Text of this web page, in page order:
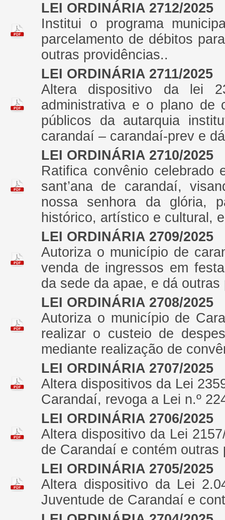
LEI ORDINÁRIA 2712/2025
Institui o programa
parcelamento de débitos
outras providências..
LEI ORDINÁRIA 2711/2025
Altera dispositivo da lei
administrativa e o plano de
públicos da autarquia
carandaí – carandaí-prev e
LEI ORDINÁRIA 2710/2025
Ratifica convênio
sant’ana de carandaí,
nossa senhora da glória,
histórico, artístico e cultural,
LEI ORDINÁRIA 2709/2025
Autoriza o município de
venda de ingressos em
da sede da apae, e dá outras
LEI ORDINÁRIA 2708/2025
Autoriza o município de
realizar o custeio de
mediante realização de
LEI ORDINÁRIA 2707/2025
Altera dispositivos da Lei
Carandaí, revoga a Lei n.º
LEI ORDINÁRIA 2706/2025
Altera dispositivo da Lei
de Carandaí e contém outras
LEI ORDINÁRIA 2705/2025
Altera dispositivo da Lei
Juventude de Carandaí e